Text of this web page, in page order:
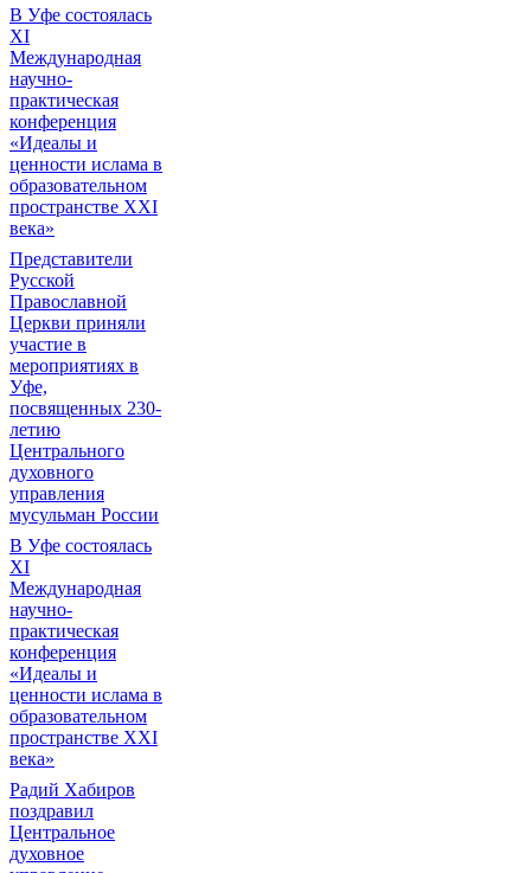
В Уфе состоялась
XI
Международная
научно-
практическая
конференция
«Идеалы и
ценности ислама в
образовательном
пространстве XXI
века»
Представители
Русской
Православной
Церкви приняли
участие в
мероприятиях в
Уфе,
посвященных 230-
летию
Центрального
духовного
управления
мусульман России
В Уфе состоялась
XI
Международная
научно-
практическая
конференция
«Идеалы и
ценности ислама в
образовательном
пространстве XXI
века»
Радий Хабиров
поздравил
Центральное
духовное